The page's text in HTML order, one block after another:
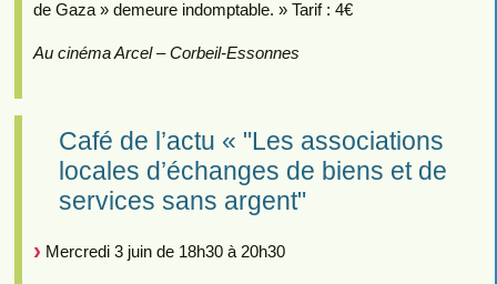
de Gaza » demeure indomptable. » Tarif : 4€
Au cinéma Arcel – Corbeil-Essonnes
Café de l’actu « "Les associations
locales d’échanges de biens et de
services sans argent"
Mercredi 3 juin de 18h30 à 20h30